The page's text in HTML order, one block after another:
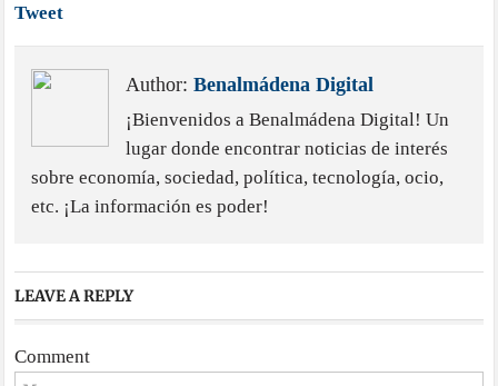
Tweet
Author:Benalmádena Digital
¡Bienvenidos a Benalmádena Digital! Un
lugar donde encontrar noticias de interés
sobre economía, sociedad, política, tecnología, ocio,
etc. ¡La información es poder!
LEAVE A REPLY
Comment